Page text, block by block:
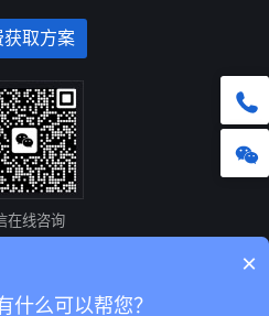
获取方案
在线咨询
、安徽网络公司
×
什么可以帮您？